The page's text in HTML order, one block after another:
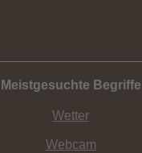
Meistgesuchte Begriffe
Wetter
Webcam